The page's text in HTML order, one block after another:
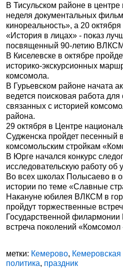
В Тисульском районе в
неделя документальных
кинореальность», а 20
«История в лицах» - показ
посвященный 90-летию
В Киселевске в октябре
историко-экскурсионных
комсомола.
В Гурьевском районе начата
ведется поисковая работа
связанных с историей
района.
29 октября в Центре
Судженска пройдет песенный
комсомольским стройкам
В Юрге начался конкурс
исследовательскую работу об
Во всех школах Полысаево в
истории по теме «Славные
Накануне юбилея ВЛКСМ в
пройдут торжественные
Государственной филармонии
встреча поколений «Комсомол
метки: Кемерово, Кемеровская
политика, праздник